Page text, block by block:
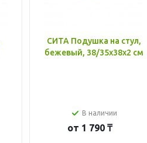
СИТА Подушка на стул,
бежевый, 38/35x38x2 см
В наличии
от 1 790 ₸